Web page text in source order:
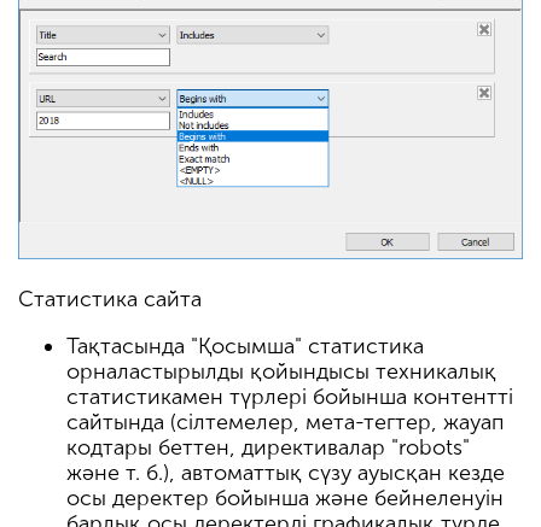
Статистика сайта
Тақтасында "Қосымша" статистика
орналастырылды қойындысы техникалық
статистикамен түрлері бойынша контентті
сайтында (сілтемелер, мета-тегтер, жауап
кодтары беттен, директивалар "robots"
және т. б.), автоматтық сүзу ауысқан кезде
осы деректер бойынша және бейнеленуін